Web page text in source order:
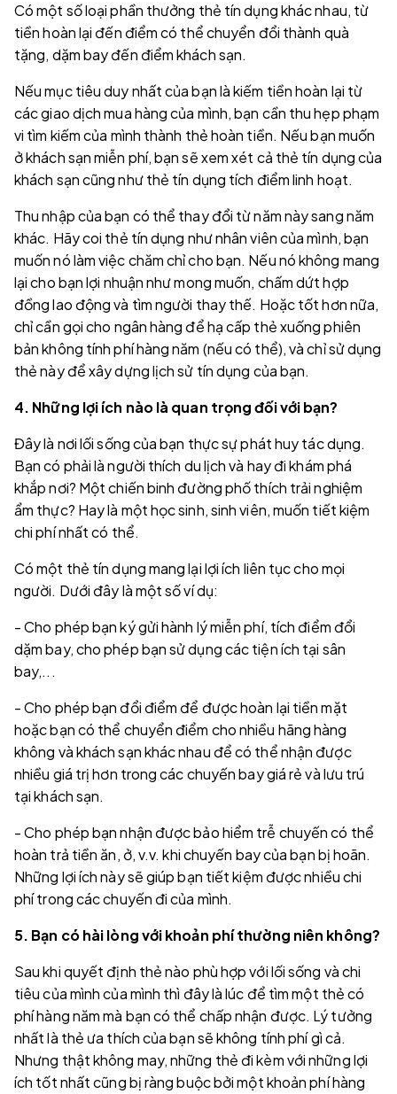
Có một số loại phần thưởng thẻ tín dụng khác nhau, từ
tiền hoàn lại đến điểm có thể chuyển đổi thành quà
tặng, dặm bay đến điểm khách sạn.
Nếu mục tiêu duy nhất của bạn là kiếm tiền hoàn lại từ
các giao dịch mua hàng của mình, bạn cần thu hẹp phạm
vi tìm kiếm của mình thành thẻ hoàn tiền. Nếu bạn muốn
ở khách sạn miễn phí, bạn sẽ xem xét cả thẻ tín dụng của
khách sạn cũng như thẻ tín dụng tích điểm linh hoạt.
Thu nhập của bạn có thể thay đổi từ năm này sang năm
khác. Hãy coi thẻ tín dụng như nhân viên của mình, bạn
muốn nó làm việc chăm chỉ cho bạn. Nếu nó không mang
lại cho bạn lợi nhuận như mong muốn, chấm dứt hợp
đồng lao động và tìm người thay thế. Hoặc tốt hơn nữa,
chỉ cần gọi cho ngân hàng để hạ cấp thẻ xuống phiên
bản không tính phí hàng năm (nếu có thể), và chỉ sử dụng
thẻ này để xây dựng lịch sử tín dụng của bạn.
4. Những lợi ích nào là quan trọng đối với bạn?
Đây là nơi lối sống của bạn thực sự phát huy tác dụng.
Bạn có phải là người thích du lịch và hay đi khám phá
khắp nơi? Một chiến binh đường phố thích trải nghiệm
ẩm thực? Hay là một học sinh, sinh viên, muốn tiết kiệm
chi phí nhất có thể.
Có một thẻ tín dụng mang lại lợi ích liên tục cho mọi
người. Dưới đây là một số ví dụ:
- Cho phép bạn ký gửi hành lý miễn phí, tích điểm đổi
dặm bay, cho phép bạn sử dụng các tiện ích tại sân
bay,...
- Cho phép bạn đổi điểm để được hoàn lại tiền mặt
hoặc bạn có thể chuyển điểm cho nhiều hãng hàng
không và khách sạn khác nhau để có thể nhận được
nhiều giá trị hơn trong các chuyến bay giá rẻ và lưu trú
tại khách sạn.
- Cho phép bạn nhận được bảo hiểm trễ chuyến có thể
hoàn trả tiền ăn, ở, v.v. khi chuyến bay của bạn bị hoãn.
Những lợi ích này sẽ giúp bạn tiết kiệm được nhiều chi
phí trong các chuyến đi của mình.
5. Bạn có hài lòng với khoản phí thường niên không?
Sau khi quyết định thẻ nào phù hợp với lối sống và chi
tiêu của mình của mình thì đây là lúc để tìm một thẻ có
phí hàng năm mà bạn có thể chấp nhận được. Lý tưởng
nhất là thẻ ưa thích của bạn sẽ không tính phí gì cả.
Nhưng thật không may, những thẻ đi kèm với những lợi
ích tốt nhất cũng bị ràng buộc bởi một khoản phí hàng